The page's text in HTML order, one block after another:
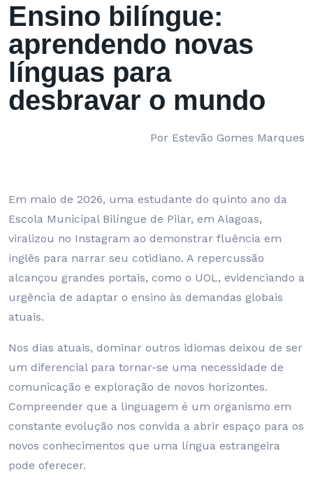
Ensino bilíngue:
aprendendo novas
línguas para
desbravar o mundo
Por Estevão Gomes Marques
Em maio de 2026, uma estudante do quinto ano da
Escola Municipal Bilíngue de Pilar, em Alagoas,
viralizou no Instagram ao demonstrar fluência em
inglês para narrar seu cotidiano. A repercussão
alcançou grandes portais, como o UOL, evidenciando a
urgência de adaptar o ensino às demandas globais
atuais.
Nos dias atuais, dominar outros idiomas deixou de ser
um diferencial para tornar-se uma necessidade de
comunicação e exploração de novos horizontes.
Compreender que a linguagem é um organismo em
constante evolução nos convida a abrir espaço para os
novos conhecimentos que uma língua estrangeira
pode oferecer.